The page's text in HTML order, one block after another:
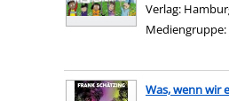
Verlag:
Mediengruppe:
Was, wenn wir